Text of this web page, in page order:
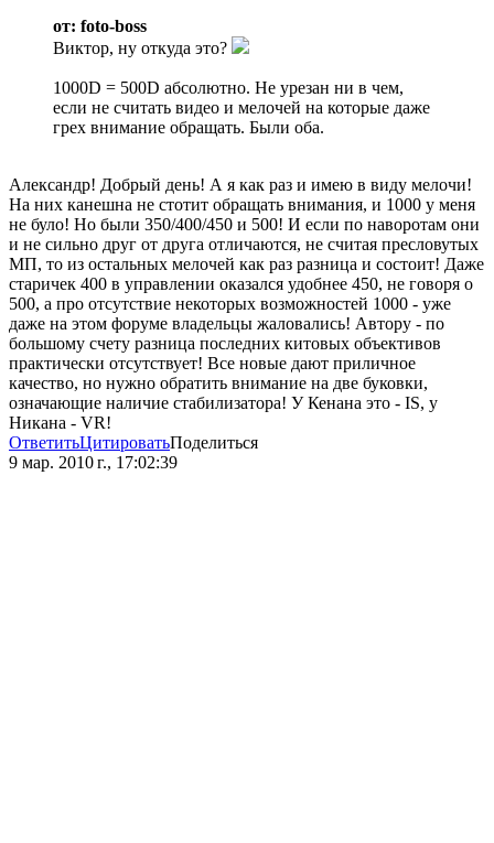
от: foto-boss
Виктор, ну откуда это?
1000D = 500D абсолютно. Не урезан ни в чем,
если не считать видео и мелочей на которые даже
грех внимание обращать. Были оба.
Александр! Добрый день! А я как раз и имею в виду мелочи!
На них канешна не стотит обращать внимания, и 1000 у меня
не було! Но были 350/400/450 и 500! И если по наворотам они
и не сильно друг от друга отличаются, не считая пресловутых
МП, то из остальных мелочей как раз разница и состоит! Даже
старичек 400 в управлении оказался удобнее 450, не говоря о
500, а про отсутствие некоторых возможностей 1000 - уже
даже на этом форуме владельцы жаловались! Автору - по
большому счету разница последних китовых объективов
практически отсутствует! Все новые дают приличное
качество, но нужно обратить внимание на две буковки,
означающие наличие стабилизатора! У Кенана это - IS, у
Никана - VR!
ОтветитьЦитироватьПоделиться
9 мар. 2010 г., 17:02:39